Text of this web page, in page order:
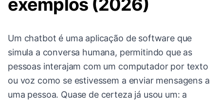
exemplos (2026)
Um chatbot é uma aplicação de software que
simula a conversa humana, permitindo que as
pessoas interajam com um computador por texto
ou voz como se estivessem a enviar mensagens a
uma pessoa. Quase de certeza já usou um: a